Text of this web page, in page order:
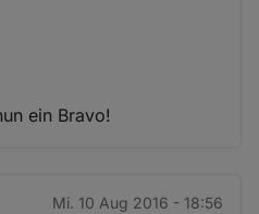
ein Bravo!
Mi. 10 Aug 2016 - 18:56